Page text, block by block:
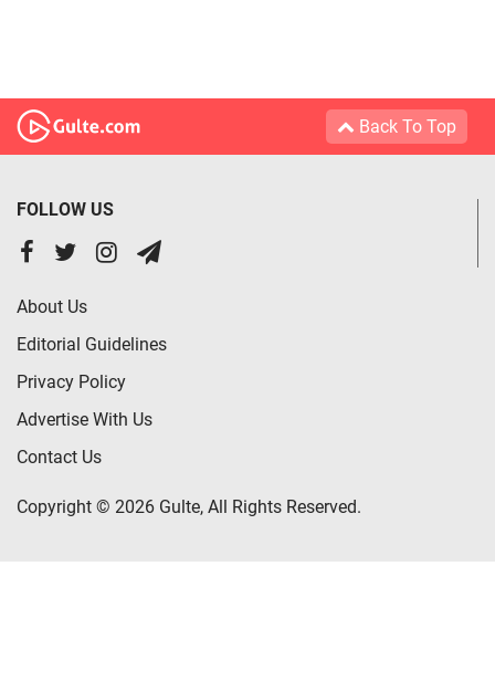
Back To Top
FOLLOW US
About Us
Editorial Guidelines
Privacy Policy
Advertise With Us
Contact Us
Copyright © 2026 Gulte, All Rights Reserved.